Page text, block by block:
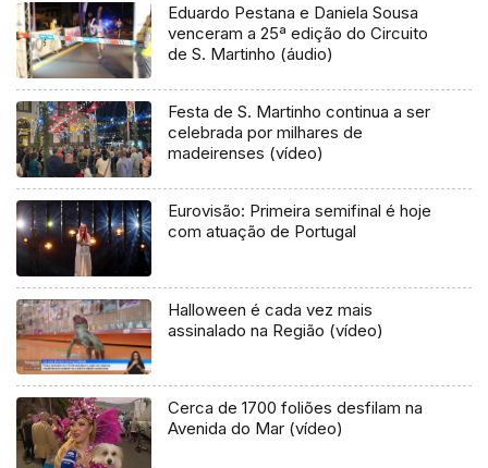
Eduardo Pestana e Daniela Sousa
venceram a 25ª edição do Circuito
de S. Martinho (áudio)
Festa de S. Martinho continua a ser
celebrada por milhares de
madeirenses (vídeo)
Eurovisão: Primeira semifinal é hoje
com atuação de Portugal
Halloween é cada vez mais
assinalado na Região (vídeo)
Cerca de 1700 foliões desfilam na
Avenida do Mar (vídeo)